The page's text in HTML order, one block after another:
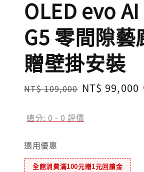
OLED evo
G5 零間隙
贈壁掛安裝
Regular
NT$ 109,000 Sale
NT$ 99,000
總分: 0 - 0 評價
適用優惠
全館消費滿100元贈1元回饋金